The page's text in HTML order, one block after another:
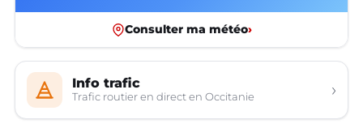
Consulter ma météo›
Info trafic
Trafic routier en direct en Occitanie ›